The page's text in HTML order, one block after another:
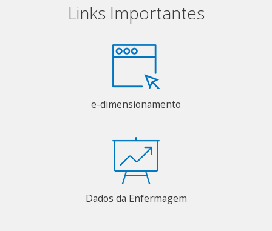
Links Importantes
e-dimensionamento
Dados da Enfermagem